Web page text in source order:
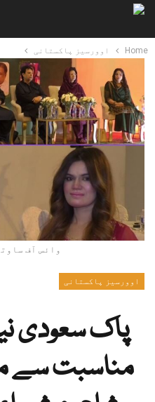
Home اوورسیز پاکستانی
وائس آف
اوورسیز پاکستانی
پاک سعودی
مناسبت سے